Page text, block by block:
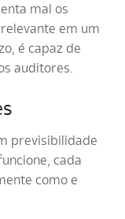
mal os
em um
é capaz de
auditores.
previsibilidade
cada
como e